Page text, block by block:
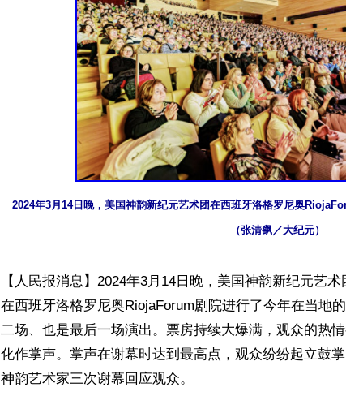
2024年3月14日晚，美国神韵新纪元艺术团在西班牙洛格罗尼奥
（张清飖／大纪元）
【人民报消息】2024年3月14日晚，美国神韵新纪元艺术
在西班牙洛格罗尼奥RiojaForum剧院进行了今年在当地
二场、也是最后一场演出。票房持续大爆满，观众的热
化作掌声。掌声在谢幕时达到最高点，观众纷纷起立鼓掌
神韵艺术家三次谢幕回应观众。